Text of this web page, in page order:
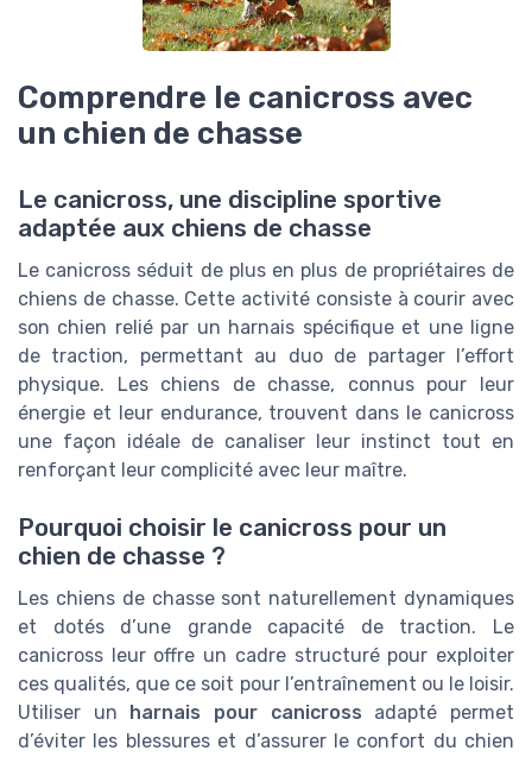
Comprendre le canicross avec
un chien de chasse
Le canicross, une discipline sportive
adaptée aux chiens de chasse
Le canicross séduit de plus en plus de propriétaires de
chiens de chasse. Cette activité consiste à courir avec
son chien relié par un harnais spécifique et une ligne
de traction, permettant au duo de partager l’effort
physique. Les chiens de chasse, connus pour leur
énergie et leur endurance, trouvent dans le canicross
une façon idéale de canaliser leur instinct tout en
renforçant leur complicité avec leur maître.
Pourquoi choisir le canicross pour un
chien de chasse ?
Les chiens de chasse sont naturellement dynamiques
et dotés d’une grande capacité de traction. Le
canicross leur offre un cadre structuré pour exploiter
ces qualités, que ce soit pour l’entraînement ou le loisir.
Utiliser un
harnais pour canicross adapté permet
d’éviter les blessures et d’assurer le confort du chien